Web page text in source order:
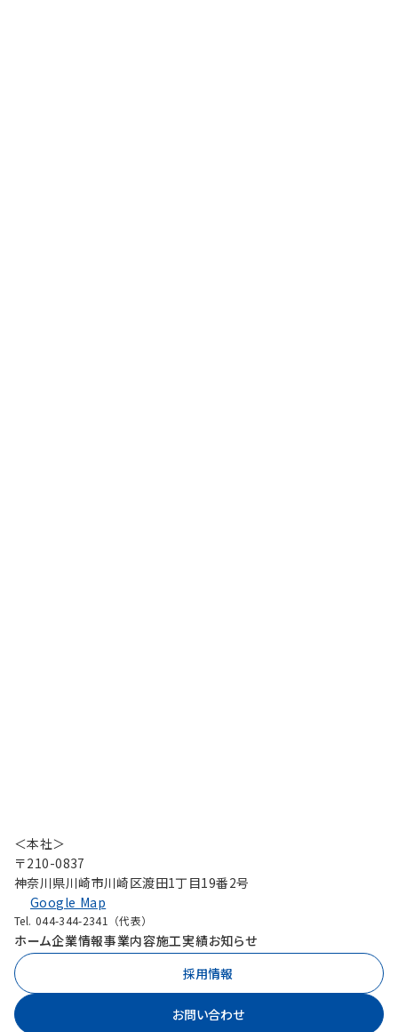
＜本社＞
〒210-0837
神奈川県川崎市川崎区渡田1丁目19番2号
Google Map
Tel. 044-344-2341（代表）
ホーム企業情報事業内容施工実績お知らせ
採用情報
お問い合わせ